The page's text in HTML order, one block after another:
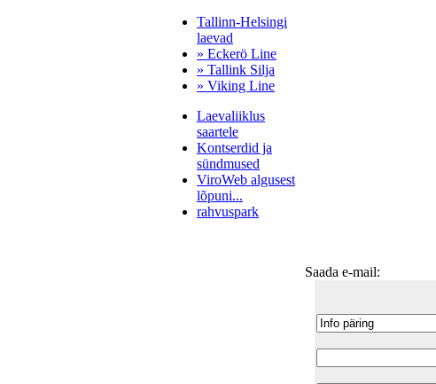
Tallinn-Helsingi
laevad
» Eckerö Line
» Tallink Silja
» Viking Line
Laevaliiklus
saartele
Kontserdid ja
sündmused
ViroWeb algusest
lõpuni...
rahvuspark
Saada e-mail: